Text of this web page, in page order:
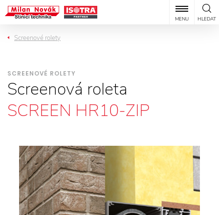
HLEDAT
MENU
Screenové rolety
SCREENOVÉ ROLETY
Screenová roleta
SCREEN HR10-ZIP